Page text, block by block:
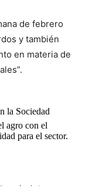
de febrero
y también
en materia de
la Sociedad
agro con el
para el sector.